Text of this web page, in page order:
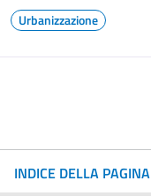
Urbanizzazione
INDICE DELLA PAGINA